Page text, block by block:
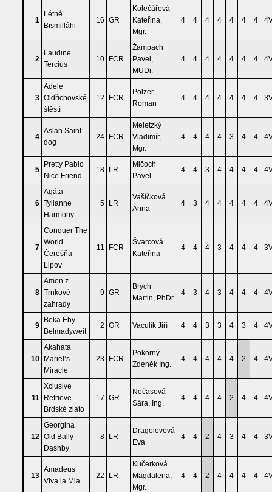
1
Léthé
Bismilláhi
16 GR
Kolečářová
Kateřina,
Mgr.
4 4 4 4 4 4 4
2
Laudine
Tercius
10 FCR
Žampach
Pavel,
MUDr.
4 4 4 4 4 4 4
3
Adele
Oldřichovské
štěstí
12 FCR
Polzer
Roman
4 4 4 4 4 4 4
4
Aslan Saint
dog
24 FCR
Meletzký
Vladimír,
Mgr.
4 4 4 4 3 4 4
5
Pretty Pablo
Nice Friend
18 LR
Mlčoch
Pavel
4 4 3 4 4 4 4
6
Agáta
Tylianne
Harmony
5 LR
Vašíčková
Anna
4 3 4 4 4 4 4
7
Conquer The
World
Čerešňa
Lipov
11 FCR
Švarcová
Kateřina
4 4 4 3 4 4 4
8
Amon z
Trnkové
zahrady
9 GR
Brych
Martin, PhDr.
4 3 4 3 4 4 4
9
Beka Eby
Belmadyweit
2 GR Vaculík Jiří 4 4 3 3 4 3 4
10
Akahata
Mariel’s
Miracle
23 FCR
Pokorný
Zdeněk Ing.
4 4 4 4 4 2 4
11
Xclusive
Retrieve
Brdské zlato
17 GR
Nečasová
Sára, Ing.
4 4 4 4 2 4 4
12
Georgina
Old Bally
Dashby
8 LR
Dragolovová
Eva
4 4 2 4 3 4 4
13
Amadeus
Viva la Mia
22 LR
Kučerková
Magdalena,
Mgr.
4 4 2 4 4 4 4